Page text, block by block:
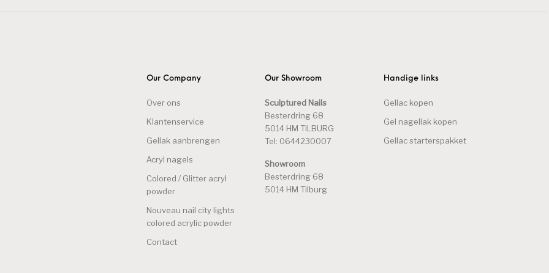
Our Company
Over ons
Klantenservice
Gellak aanbrengen
Acryl nagels
Colored / Glitter acryl
powder
Nouveau nail city lights
colored acrylic powder
Contact
Our Showroom
Sculptured Nails
Besterdring 68
5014 HM TILBURG
Tel: 0644230007
Showroom
Besterdring 68
5014 HM Tilburg
Handige links
Gellac kopen
Gel nagellak kopen
Gellac starterspakket